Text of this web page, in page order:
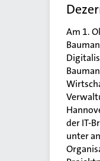
Am 1.
der IT-
unter